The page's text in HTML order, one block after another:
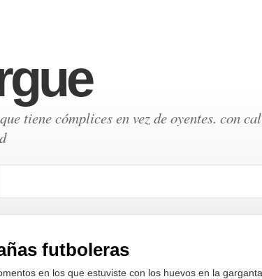
tiene cómplices en vez de oyentes. con
futboleras
en los que estuviste con los huevos en la